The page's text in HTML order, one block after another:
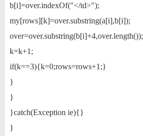
b[i]=over.indexOf("</td>");
my[rows][k]=over.substring(a[i],b[i]);
over=over.substring(b[i]+4,over.length());
k=k+1;
if(k==3){k=0;rows=rows+1;}
}
}
}catch(Exception ie){}
}